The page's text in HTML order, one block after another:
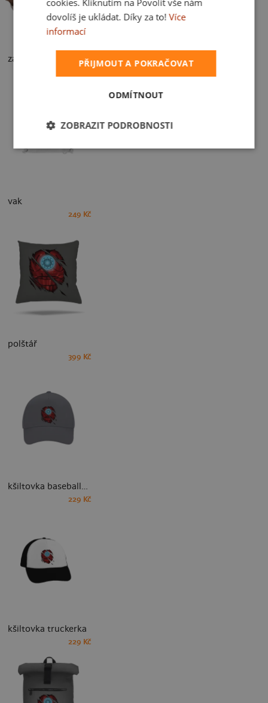
zástěra
vak
249 Kč
polštář
399 Kč
kšiltovka baseballka
229 Kč
kšiltovka truckerka
229 Kč
cookies. Kliknutím na Povolit vše nám
dovolíš je ukládat. Díky za to! Více
informací
PŘIJMOUT A POKRAČOVAT
ODMÍTNOUT
ZOBRAZIT PODROBNOSTI